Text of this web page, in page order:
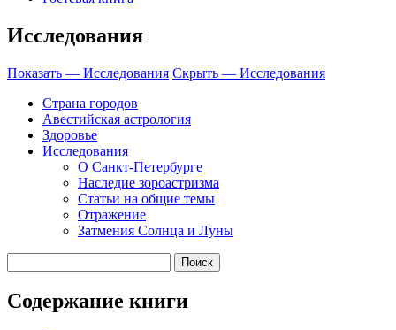
Исследования
Показать — Исследования Скрыть — Исследования
Страна городов
Авестийская астрология
Здоровье
Исследования
О Санкт-Петербурге
Наследие зороастризма
Cтатьи на общие темы
Отражение
Затмения Солнца и Луны
Содержание книги